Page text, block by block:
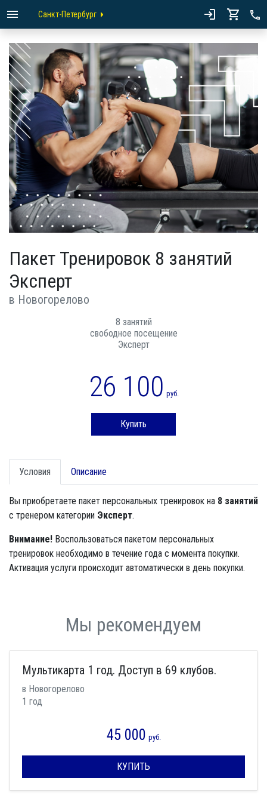
Санкт-Петербург
Пакет Тренировок 8 занятий
Эксперт
в Новогорелово
8 занятий
свободное посещение
Эксперт
26 100 руб.
Купить
Условия Описание
Вы приобретаете пакет персональных тренировок на 8 занятий
с тренером категории Эксперт.
Внимание! Воспользоваться пакетом персональных
тренировок необходимо в течение года с момента покупки.
Активация услуги происходит автоматически в день покупки.
Мы рекомендуем
Мультикарта 1 год. Доступ в 69 клубов.
в Новогорелово
1 год
45 000 руб.
КУПИТЬ